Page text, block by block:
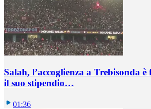
Salah, l’accoglienza a Trebisonda è
il suo stipendio…
01:36